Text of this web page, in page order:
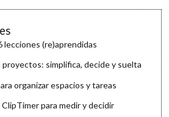
(re)aprendidas
simplifica, decide y suelta
organizar espacios y tareas
para medir y decidir